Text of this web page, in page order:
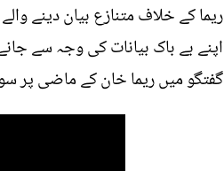
ریما کے خلاف متنازع بیان دینے
اپنے بے باک بیانات کی وجہ سے
گفتگو میں ریما خان کے ماضی پر